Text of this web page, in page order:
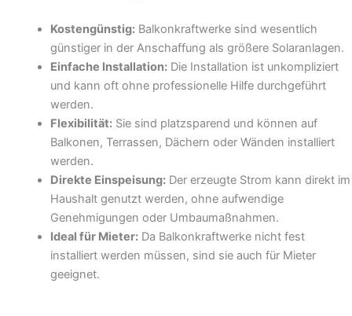
Kostengünstig:Balkonkraftwerke sind wesentlich
günstiger in der Anschaffung als größere Solaranlagen.
Einfache Installation:Die Installation ist unkompliziert
und kann oft ohne professionelle Hilfe durchgeführt
werden.
Flexibilität:Sie sind platzsparend und können auf
Balkonen, Terrassen, Dächern oder Wänden installiert
werden.
Direkte Einspeisung:Der erzeugte Strom kann direkt im
Haushalt genutzt werden, ohne aufwendige
Genehmigungen oder Umbaumaßnahmen.
Ideal für Mieter:Da Balkonkraftwerke nicht fest
installiert werden müssen, sind sie auch für Mieter
geeignet.